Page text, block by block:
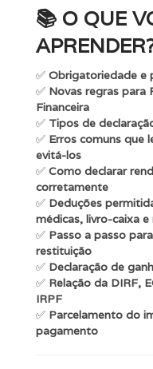
📚 O QUE
✅ Obrigatoriedade e
✅ Novas regras para
Financeira
✅ Tipos de
✅ Erros comuns que
evitá-los
✅ Como declarar
corretamente
✅ Deduções
médicas, livro-caixa e
✅ Passo a passo
restituição
✅ Declaração de
✅ Relação da DIRF,
IRPF
✅ Parcelamento do
pagamento